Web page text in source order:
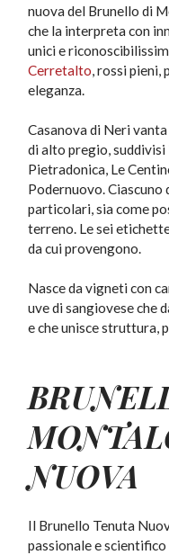
nuova del Brunello di
che la interpreta con
unici e
Cerretalto, rossi pieni,
eleganza.
Casanova di Neri
di alto pregio,
Pietradonica, Le
Podernuovo.
particolari, sia come
terreno. Le sei
da cui provengono.
Nasce da vigneti con
uve di sangiovese che
e che unisce struttura,
NUOVA
Il Brunello Tenuta
passionale e